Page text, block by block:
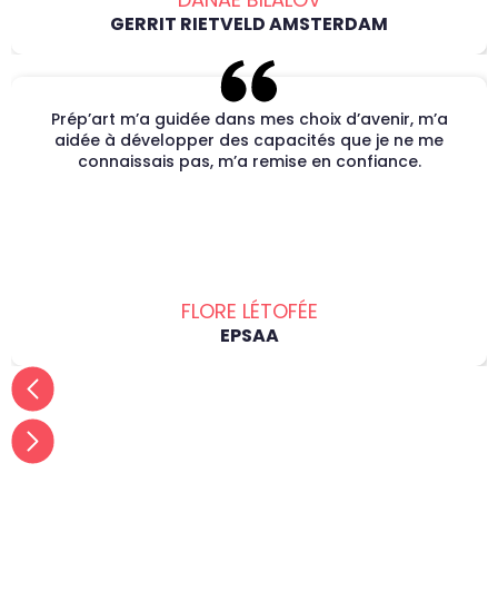
GERRIT RIETVELD AMSTERDAM
Prép’art m’a guidée dans mes choix d’avenir, m’a
aidée à développer des capacités que je ne me
connaissais pas, m’a remise en confiance.
FLORE LÉTOFÉE
EPSAA